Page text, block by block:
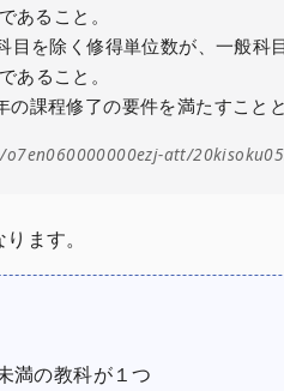
あること。
目を除く修得単位数が、一般科
あること。
課程修了の要件を満たすこと
att/
ます。
満の教科が１つ